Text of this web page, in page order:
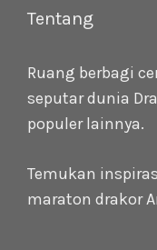
Tentang
Ruang berbagi
seputar dunia
populer lainnya.
Temukan
maraton drakor